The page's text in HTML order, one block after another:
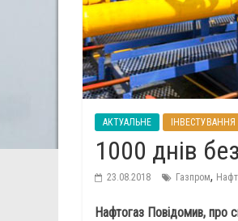
АКТУАЛЬНЕ ІНВЕСТУВАННЯ
1000 днів
23.08.2018 Газпром,
Нафтогаз Повідомив, про